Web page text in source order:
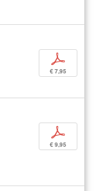
p
€ 7,95
p
€ 9,95